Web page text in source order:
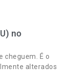
no
cheguem. É o
alterados